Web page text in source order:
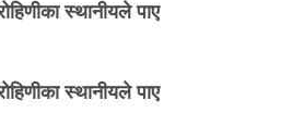
स्थानीयले पाए
स्थानीयले पाए